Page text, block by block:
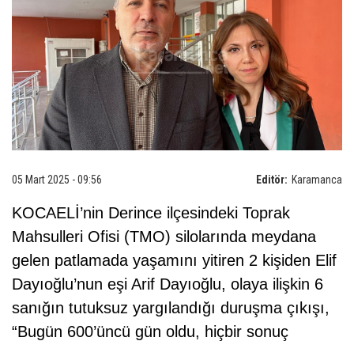
Editör: Karamanca
05 Mart 2025 - 09:56
KOCAELİ’nin Derince ilçesindeki Toprak
Mahsulleri Ofisi (TMO) silolarında meydana
gelen patlamada yaşamını yitiren 2 kişiden Elif
Dayıoğlu’nun eşi Arif Dayıoğlu, olaya ilişkin 6
sanığın tutuksuz yargılandığı duruşma çıkışı,
“Bugün 600’üncü gün oldu, hiçbir sonuç